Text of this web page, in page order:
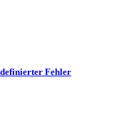
Fehler